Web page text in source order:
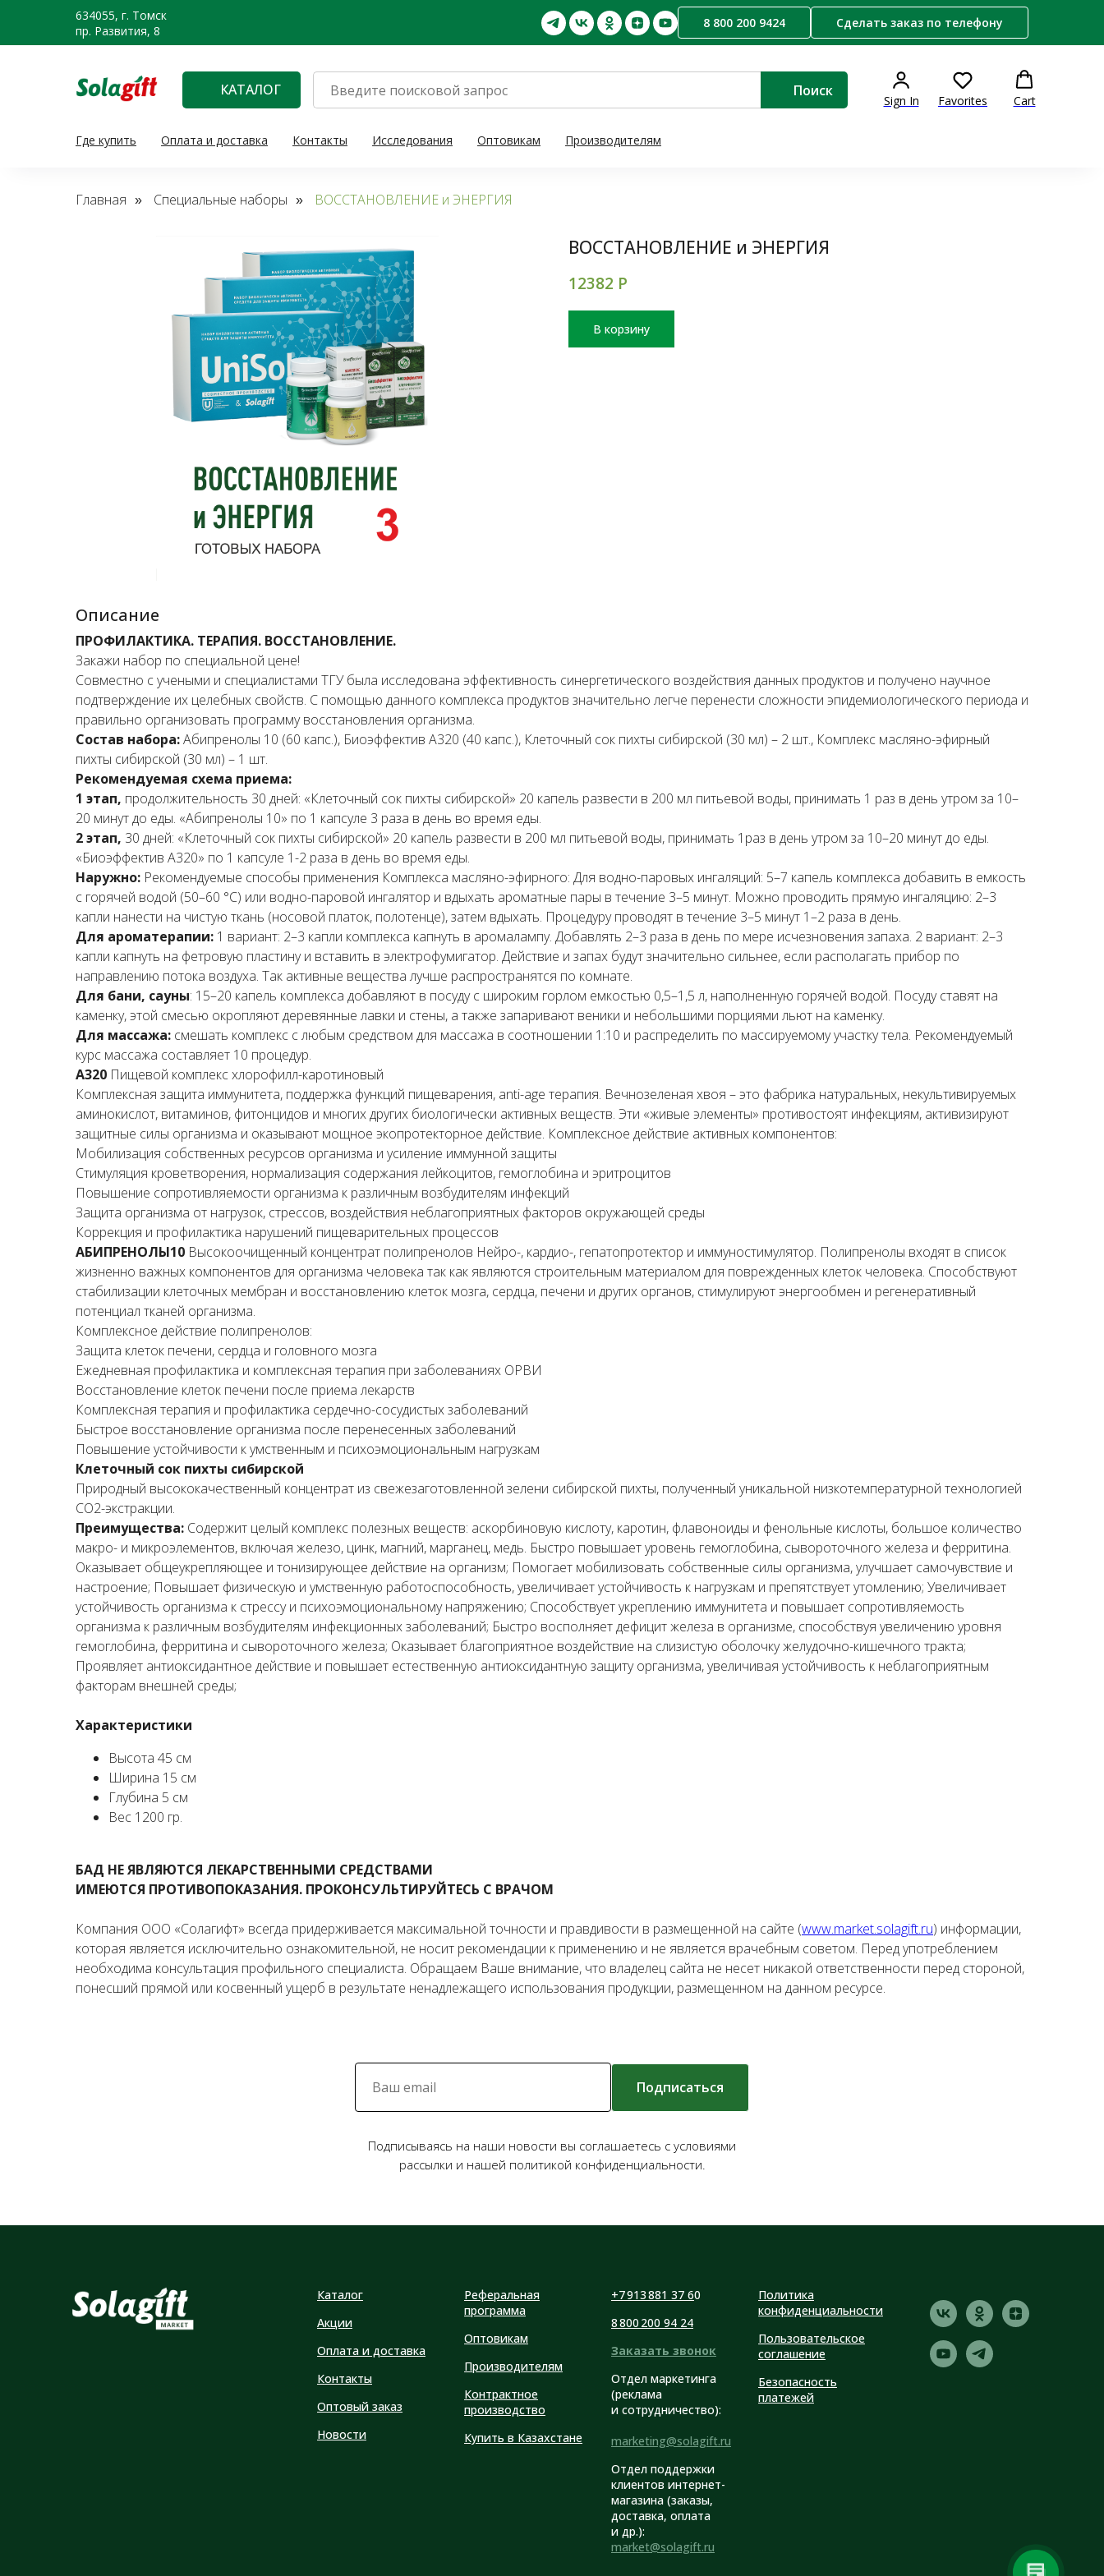
634055, г. Томск
пр. Развития, 8
8 800 200 9424 Сделать заказ по телефону
КАТАЛОГ Поиск
Sign In Favorites Cart
Где купить Оплата и доставка Контакты Исследования Оптовикам Производителям
Главная » Специальные наборы » ВОССТАНОВЛЕНИЕ и ЭНЕРГИЯ
ВОССТАНОВЛЕНИЕ и ЭНЕРГИЯ
12382 Р
В корзину
Описание
ПРОФИЛАКТИКА. ТЕРАПИЯ. ВОССТАНОВЛЕНИЕ.
Закажи набор по специальной цене!
Совместно с учеными и специалистами ТГУ была исследована эффективность синергетического воздействия данных продуктов и получено научное
подтверждение их целебных свойств. С помощью данного комплекса продуктов значительно легче перенести сложности эпидемиологического периода и
правильно организовать программу восстановления организма.
Состав набора:Абипренолы 10 (60 капс.), Биоэффектив А320 (40 капс.), Клеточный сок пихты сибирской (30 мл) – 2 шт., Комплекс масляно-эфирный
пихты сибирской (30 мл) – 1 шт.
Рекомендуемая схема приема:
1 этап, продолжительность 30 дней: «Клеточный сок пихты сибирской» 20 капель развести в 200 мл питьевой воды, принимать 1 раз в день утром за 10–
20 минут до еды. «Абипренолы 10» по 1 капсуле 3 раза в день во время еды.
2 этап, 30 дней: «Клеточный сок пихты сибирской» 20 капель развести в 200 мл питьевой воды, принимать 1раз в день утром за 10–20 минут до еды.
«Биоэффектив А320» по 1 капсуле 1-2 раза в день во время еды.
Наружно: Рекомендуемые способы применения Комплекса масляно-эфирного: Для водно-паровых ингаляций: 5–7 капель комплекса добавить в емкость
с горячей водой (50–60 °С) или водно-паровой ингалятор и вдыхать ароматные пары в течение 3–5 минут. Можно проводить прямую ингаляцию: 2–3
капли нанести на чистую ткань (носовой платок, полотенце), затем вдыхать. Процедуру проводят в течение 3–5 минут 1–2 раза в день.
Для ароматерапии: 1 вариант: 2–3 капли комплекса капнуть в аромалампу. Добавлять 2–3 раза в день по мере исчезновения запаха. 2 вариант: 2–3
капли капнуть на фетровую пластину и вставить в электрофумигатор. Действие и запах будут значительно сильнее, если располагать прибор по
направлению потока воздуха. Так активные вещества лучше распространятся по комнате.
Для бани, сауны: 15–20 капель комплекса добавляют в посуду с широким горлом емкостью 0,5–1,5 л, наполненную горячей водой. Посуду ставят на
каменку, этой смесью окропляют деревянные лавки и стены, а также запаривают веники и небольшими порциями льют на каменку.
Для массажа: смешать комплекс с любым средством для массажа в соотношении 1:10 и распределить по массируемому участку тела. Рекомендуемый
курс массажа составляет 10 процедур.
А320 Пищевой комплекс хлорофилл-каротиновый
Комплексная защита иммунитета, поддержка функций пищеварения, аnti-age терапия. Вечнозеленая хвоя – это фабрика натуральных, некультивируемых
аминокислот, витаминов, фитонцидов и многих других биологически активных веществ. Эти «живые элементы» противостоят инфекциям, активизируют
защитные силы организма и оказывают мощное экопротекторное действие. Комплексное действие активных компонентов:
Мобилизация собственных ресурсов организма и усиление иммунной защиты
Стимуляция кроветворения, нормализация содержания лейкоцитов, гемоглобина и эритроцитов
Повышение сопротивляемости организма к различным возбудителям инфекций
Защита организма от нагрузок, стрессов, воздействия неблагоприятных факторов окружающей среды
Коррекция и профилактика нарушений пищеварительных процессов
АБИПРЕНОЛЫ10 Высокоочищенный концентрат полипренолов Нейро-, кардио-, гепатопротектор и иммуностимулятор. Полипренолы входят в список
жизненно важных компонентов для организма человека так как являются строительным материалом для поврежденных клеток человека. Способствуют
стабилизации клеточных мембран и восстановлению клеток мозга, сердца, печени и других органов, стимулируют энергообмен и регенеративный
потенциал тканей организма.
Комплексное действие полипренолов:
Защита клеток печени, сердца и головного мозга
Ежедневная профилактика и комплексная терапия при заболеваниях ОРВИ
Восстановление клеток печени после приема лекарств
Комплексная терапия и профилактика сердечно-сосудистых заболеваний
Быстрое восстановление организма после перенесенных заболеваний
Повышение устойчивости к умственным и психоэмоциональным нагрузкам
Клеточный сок пихты сибирской
Природный высококачественный концентрат из свежезаготовленной зелени сибирской пихты, полученный уникальной низкотемпературной технологией
СО2-экстракции.
Преимущества: Содержит целый комплекс полезных веществ: аскорбиновую кислоту, каротин, флавоноиды и фенольные кислоты, большое количество
макро- и микроэлементов, включая железо, цинк, магний, марганец, медь. Быстро повышает уровень гемоглобина, сывороточного железа и ферритина.
Оказывает общеукрепляющее и тонизирующее действие на организм; Помогает мобилизовать собственные силы организма, улучшает самочувствие и
настроение; Повышает физическую и умственную работоспособность, увеличивает устойчивость к нагрузкам и препятствует утомлению; Увеличивает
устойчивость организма к стрессу и психоэмоциональному напряжению; Способствует укреплению иммунитета и повышает сопротивляемость
организма к различным возбудителям инфекционных заболеваний; Быстро восполняет дефицит железа в организме, способствуя увеличению уровня
гемоглобина, ферритина и сывороточного железа; Оказывает благоприятное воздействие на слизистую оболочку желудочно-кишечного тракта;
Проявляет антиоксидантное действие и повышает естественную антиоксидантную защиту организма, увеличивая устойчивость к неблагоприятным
факторам внешней среды;
Характеристики
Высота 45 см
Ширина 15 см
Глубина 5 см
Вес 1200 гр.
БАД НЕ ЯВЛЯЮТСЯ ЛЕКАРСТВЕННЫМИ СРЕДСТВАМИ
ИМЕЮТСЯ ПРОТИВОПОКАЗАНИЯ. ПРОКОНСУЛЬТИРУЙТЕСЬ С ВРАЧОМ
Компания ООО «Солагифт» всегда придерживается максимальной точности и правдивости в размещенной на сайте (www.market.solagift.ru) информации,
которая является исключительно ознакомительной, не носит рекомендации к применению и не является врачебным советом. Перед употреблением
необходима консультация профильного специалиста. Обращаем Ваше внимание, что владелец сайта не несет никакой ответственности перед стороной,
понесший прямой или косвенный ущерб в результате ненадлежащего использования продукции, размещенном на данном ресурсе.
Подписаться
Подписываясь на наши новости вы соглашаетесь с условиями
рассылки и нашей политикой конфиденциальности.
Каталог
Акции
Оплата и доставка
Контакты
Оптовый заказ
Новости
Реферальная
программа
Оптовикам
Производителям
Контрактное
производство
Купить в Казахстане
+7 913 881 37 60
8 800 200 94 24
Заказать звонок
Отдел маркетинга
(реклама
и сотрудничество):
marketing@solagift.ru
Отдел поддержки
клиентов интернет-
магазина (заказы,
доставка, оплата
и др.):
market@solagift.ru
Политика
конфиденциальности
Пользовательское
соглашение
Безопасность
платежей